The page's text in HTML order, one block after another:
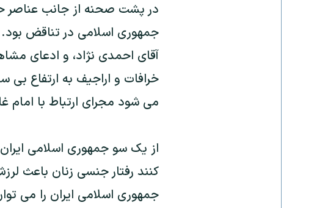
در پشت صحنه از جانب عناصر
جمهوری اسلامی در تناقض
آقای احمدی نژاد، و ادعای
خرافات و اراجيف به ارتفاع
می شود مجرای ارتباط با
از يک سو جمهوری اسلامی
کنند رفتار جنسی زنان باعث
جمهوری اسلامی ايران را می